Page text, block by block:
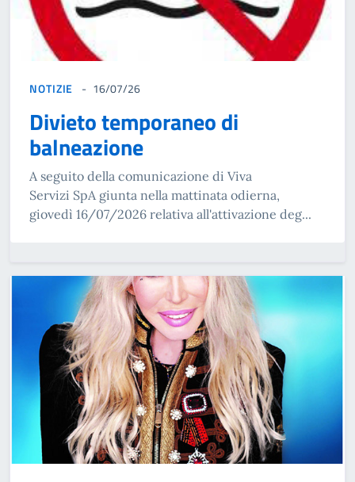
NOTIZIE 16/07/26
Divieto temporaneo di
balneazione
A seguito della comunicazione di Viva
Servizi SpA giunta nella mattinata odierna,
giovedì 16/07/2026 relativa all'attivazione deg...